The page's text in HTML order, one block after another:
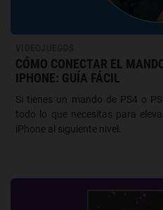
CÓMO CONECTAR EL
IPHONE: GUÍA FÁCIL
Si tienes un mando de PS4 o
todo lo que necesitas para
iPhone al siguiente nivel.